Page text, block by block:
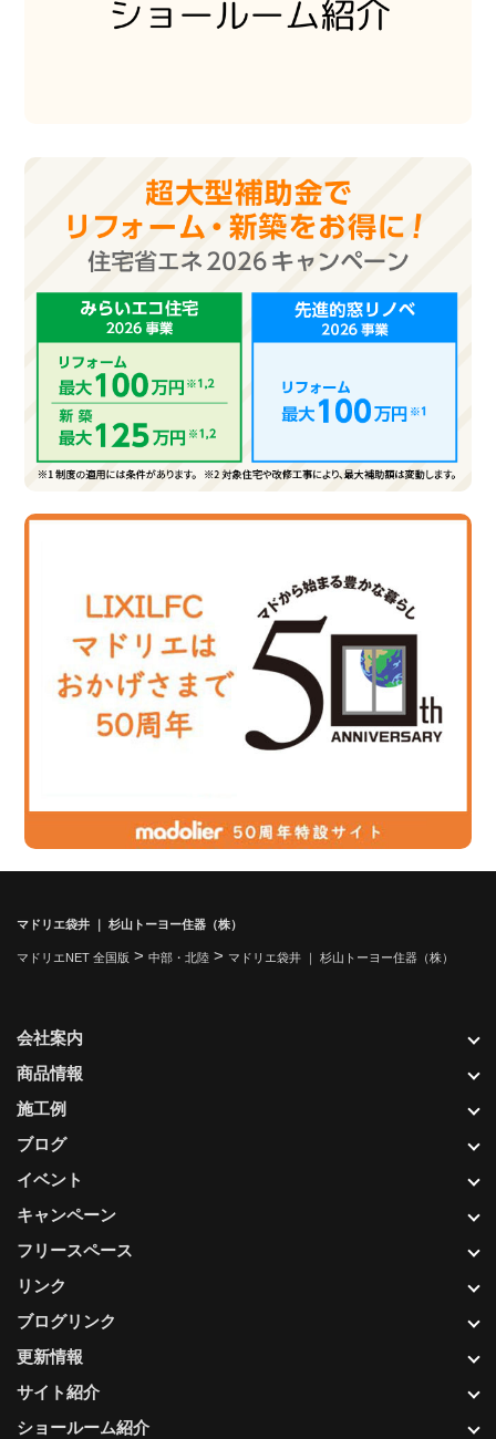
マドリエ袋井 ｜ 杉山トーヨー住器（株）
マドリエNET 全国版 > 中部・北陸 > マドリエ袋井 ｜ 杉山トーヨー住器（株）
更新情報
サイト紹介
ショールーム紹介
会社案内
商品情報
施工例
ブログ
イベント
キャンペーン
フリースペース
リンク
ブログリンク